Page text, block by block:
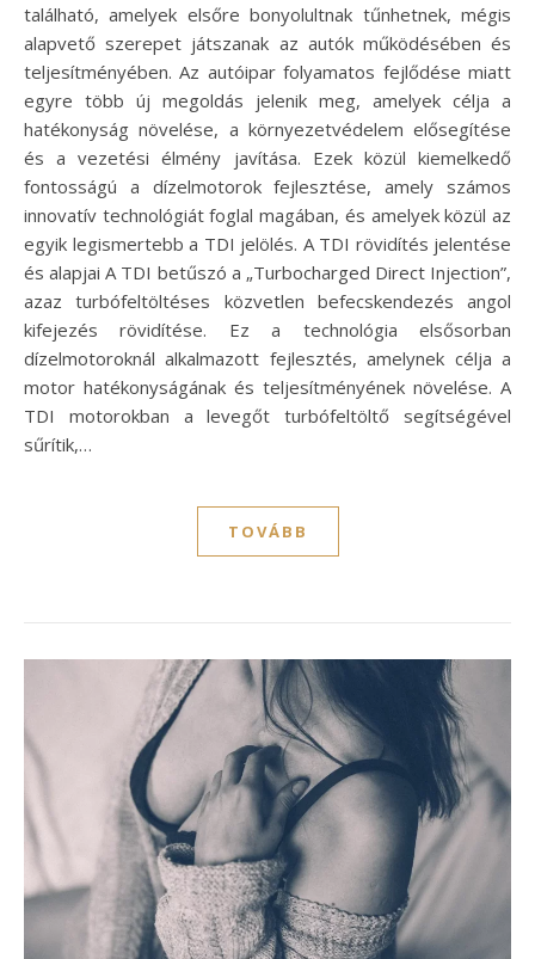
található, amelyek elsőre bonyolultnak tűnhetnek, mégis
alapvető szerepet játszanak az autók működésében és
teljesítményében. Az autóipar folyamatos fejlődése miatt
egyre több új megoldás jelenik meg, amelyek célja a
hatékonyság növelése, a környezetvédelem elősegítése
és a vezetési élmény javítása. Ezek közül kiemelkedő
fontosságú a dízelmotorok fejlesztése, amely számos
innovatív technológiát foglal magában, és amelyek közül az
egyik legismertebb a TDI jelölés. A TDI rövidítés jelentése
és alapjai A TDI betűszó a „Turbocharged Direct Injection”,
azaz turbófeltöltéses közvetlen befecskendezés angol
kifejezés rövidítése. Ez a technológia elsősorban
dízelmotoroknál alkalmazott fejlesztés, amelynek célja a
motor hatékonyságának és teljesítményének növelése. A
TDI motorokban a levegőt turbófeltöltő segítségével
sűrítik,…
TOVÁBB